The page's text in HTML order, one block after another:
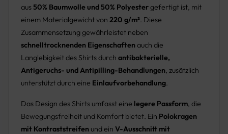
aus50% Baumwolle und 50% Polyestergefertigt ist, mit
einem Materialgewicht von 220 g/m² . Diese
Zusammensetzung gewährleistet neben
schnelltrocknenden Eigenschaftenauch die
Langlebigkeit des Shirts durch antibakterielle,
Antigeruchs- und Antipilling-Behandlungen , zusätzlich
unterstützt durch eine Einlaufvorbehandlung
Das Design des Shirts umfasst eine legere Passform , die
Bewegungsfreiheit und Komfort bietet. Ein Polokragen
mit Kontraststreifen und ein V-Ausschnitt mit